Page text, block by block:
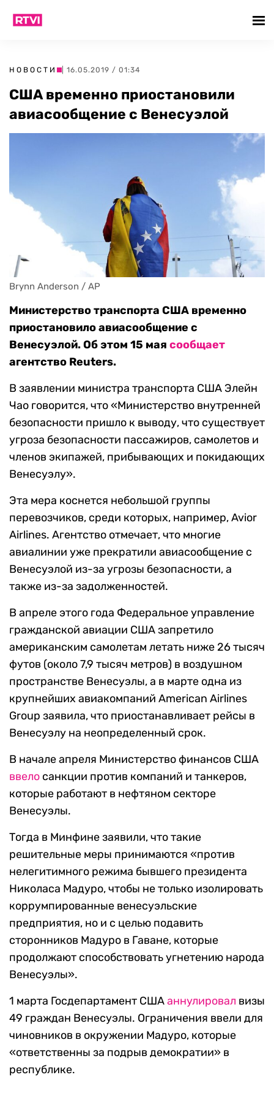
НОВОСТИ | 16.05.2019 / 01:34
США временно приостановили
авиасообщение с Венесуэлой
Brynn Anderson / AP
Министерство транспорта США временно
приостановило авиасообщение с
Венесуэлой. Об этом 15 мая сообщает
агентство Reuters.
В заявлении министра транспорта США Элейн
Чао говорится, что «Министерство внутренней
безопасности пришло к выводу, что существует
угроза безопасности пассажиров, самолетов и
членов экипажей, прибывающих и покидающих
Венесуэлу».
Эта мера коснется небольшой группы
перевозчиков, среди которых, например, Avior
Airlines. Агентство отмечает, что многие
авиалинии уже прекратили авиасообщение с
Венесуэлой из-за угрозы безопасности, а
также из-за задолженностей.
В апреле этого года Федеральное управление
гражданской авиации США запретило
американским самолетам летать ниже 26 тысяч
футов (около 7,9 тысяч метров) в воздушном
пространстве Венесуэлы, а в марте одна из
крупнейших авиакомпаний American Airlines
Group заявила, что приостанавливает рейсы в
Венесуэлу на неопределенный срок.
В начале апреля Министерство финансов США
ввело санкции против компаний и танкеров,
которые работают в нефтяном секторе
Венесуэлы.
Тогда в Минфине заявили, что такие
решительные меры принимаются «против
нелегитимного режима бывшего президента
Николаса Мадуро, чтобы не только изолировать
коррумпированные венесуэльские
предприятия, но и с целью подавить
сторонников Мадуро в Гаване, которые
продолжают способствовать угнетению народа
Венесуэлы».
1 марта Госдепартамент СШАаннулировал визы
49 граждан Венесуэлы. Ограничения ввели для
чиновников в окружении Мадуро, которые
«ответственны за подрыв демократии» в
республике.